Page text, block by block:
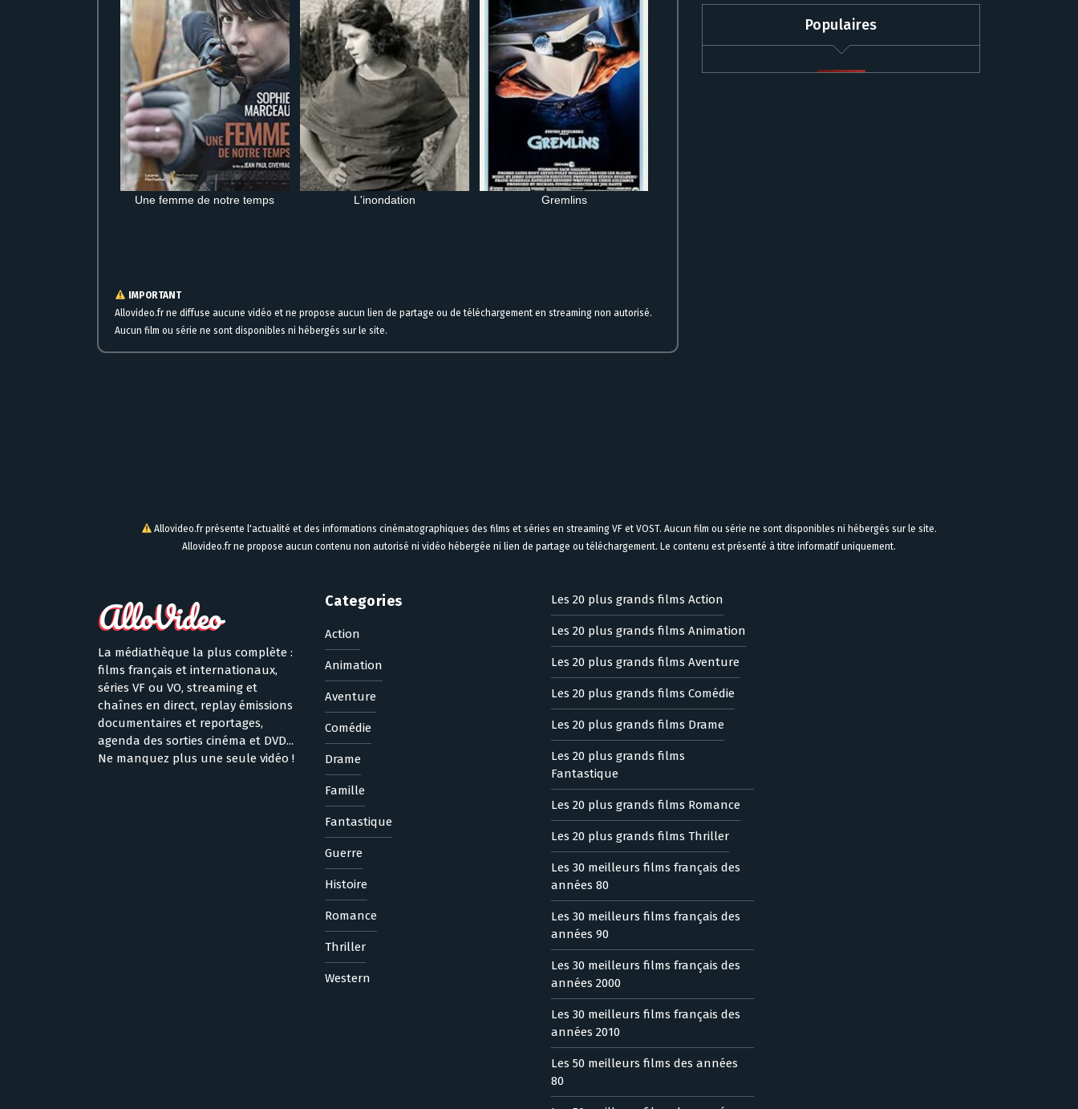
Une femme de notre temps L'inondation Gremlins
IMPORTANT
Allovideo.fr ne diffuse aucune vidéo et ne propose aucun lien de partage ou de téléchargement en streaming non autorisé.
Aucun film ou série ne sont disponibles ni hébergés sur le site.
Populaires
Allovideo.fr présente l'actualité et des informations cinématographiques des films et séries en streaming VF et VOST. Aucun film ou série ne sont disponibles ni hébergés sur le site.
Allovideo.fr ne propose aucun contenu non autorisé ni vidéo hébergée ni lien de partage ou téléchargement. Le contenu est présenté à titre informatif uniquement.
La médiathèque la plus complète :
films français et internationaux,
séries VF ou VO, streaming et
chaînes en direct, replay émissions
documentaires et reportages,
agenda des sorties cinéma et DVD...
Ne manquez plus une seule vidéo !
Categories
Action
Animation
Aventure
Comédie
Drame
Famille
Fantastique
Guerre
Histoire
Romance
Thriller
Western
Les 20 plus grands films Action
Les 20 plus grands films Animation
Les 20 plus grands films Aventure
Les 20 plus grands films Comédie
Les 20 plus grands films Drame
Les 20 plus grands films
Fantastique
Les 20 plus grands films Romance
Les 20 plus grands films Thriller
Les 30 meilleurs films français des
années 80
Les 30 meilleurs films français des
années 90
Les 30 meilleurs films français des
années 2000
Les 30 meilleurs films français des
années 2010
Les 50 meilleurs films des années
80